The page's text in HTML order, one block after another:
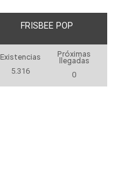
FRISBEE POP
Existencias
5.316
Próximas
llegadas
0